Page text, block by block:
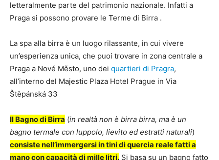
letteralmente parte del patrimonio nazionale. Infatti a
Praga si possono provare le Terme di Birra .
La spa alla birra è un luogo rilassante, in cui vivere
un’esperienza unica, che puoi trovare in zona centrale a
Praga a Nové Město, uno dei quartieri di Pragra,
all’interno del Majestic Plaza Hotel Prague in Via
Štěpánská 33
Il Bagno di Birra (in realtà non è birra birra, ma è un
bagno termale con luppolo, lievito ed estratti naturali)
consiste nell’immergersi in tini di quercia reale fatti a
mano con capacità di mille litri. Si basa su un bagno fatto